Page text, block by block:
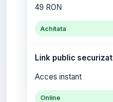
49 RON
Achitata
Link public securizat
Acces instant
Online